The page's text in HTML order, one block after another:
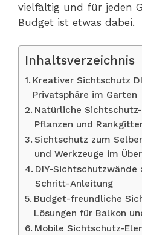
vielfältig und für jeden
Budget ist etwas dabei.
Inhaltsverzeichnis
Kreativer Sichtschutz
Privatsphäre im Garten
Natürliche
Pflanzen und
Sichtschutz zum
und Werkzeuge im
DIY-
Schritt-Anleitung
Budget-freundliche
Lösungen für Balkon
Mobile Sichtschutz-